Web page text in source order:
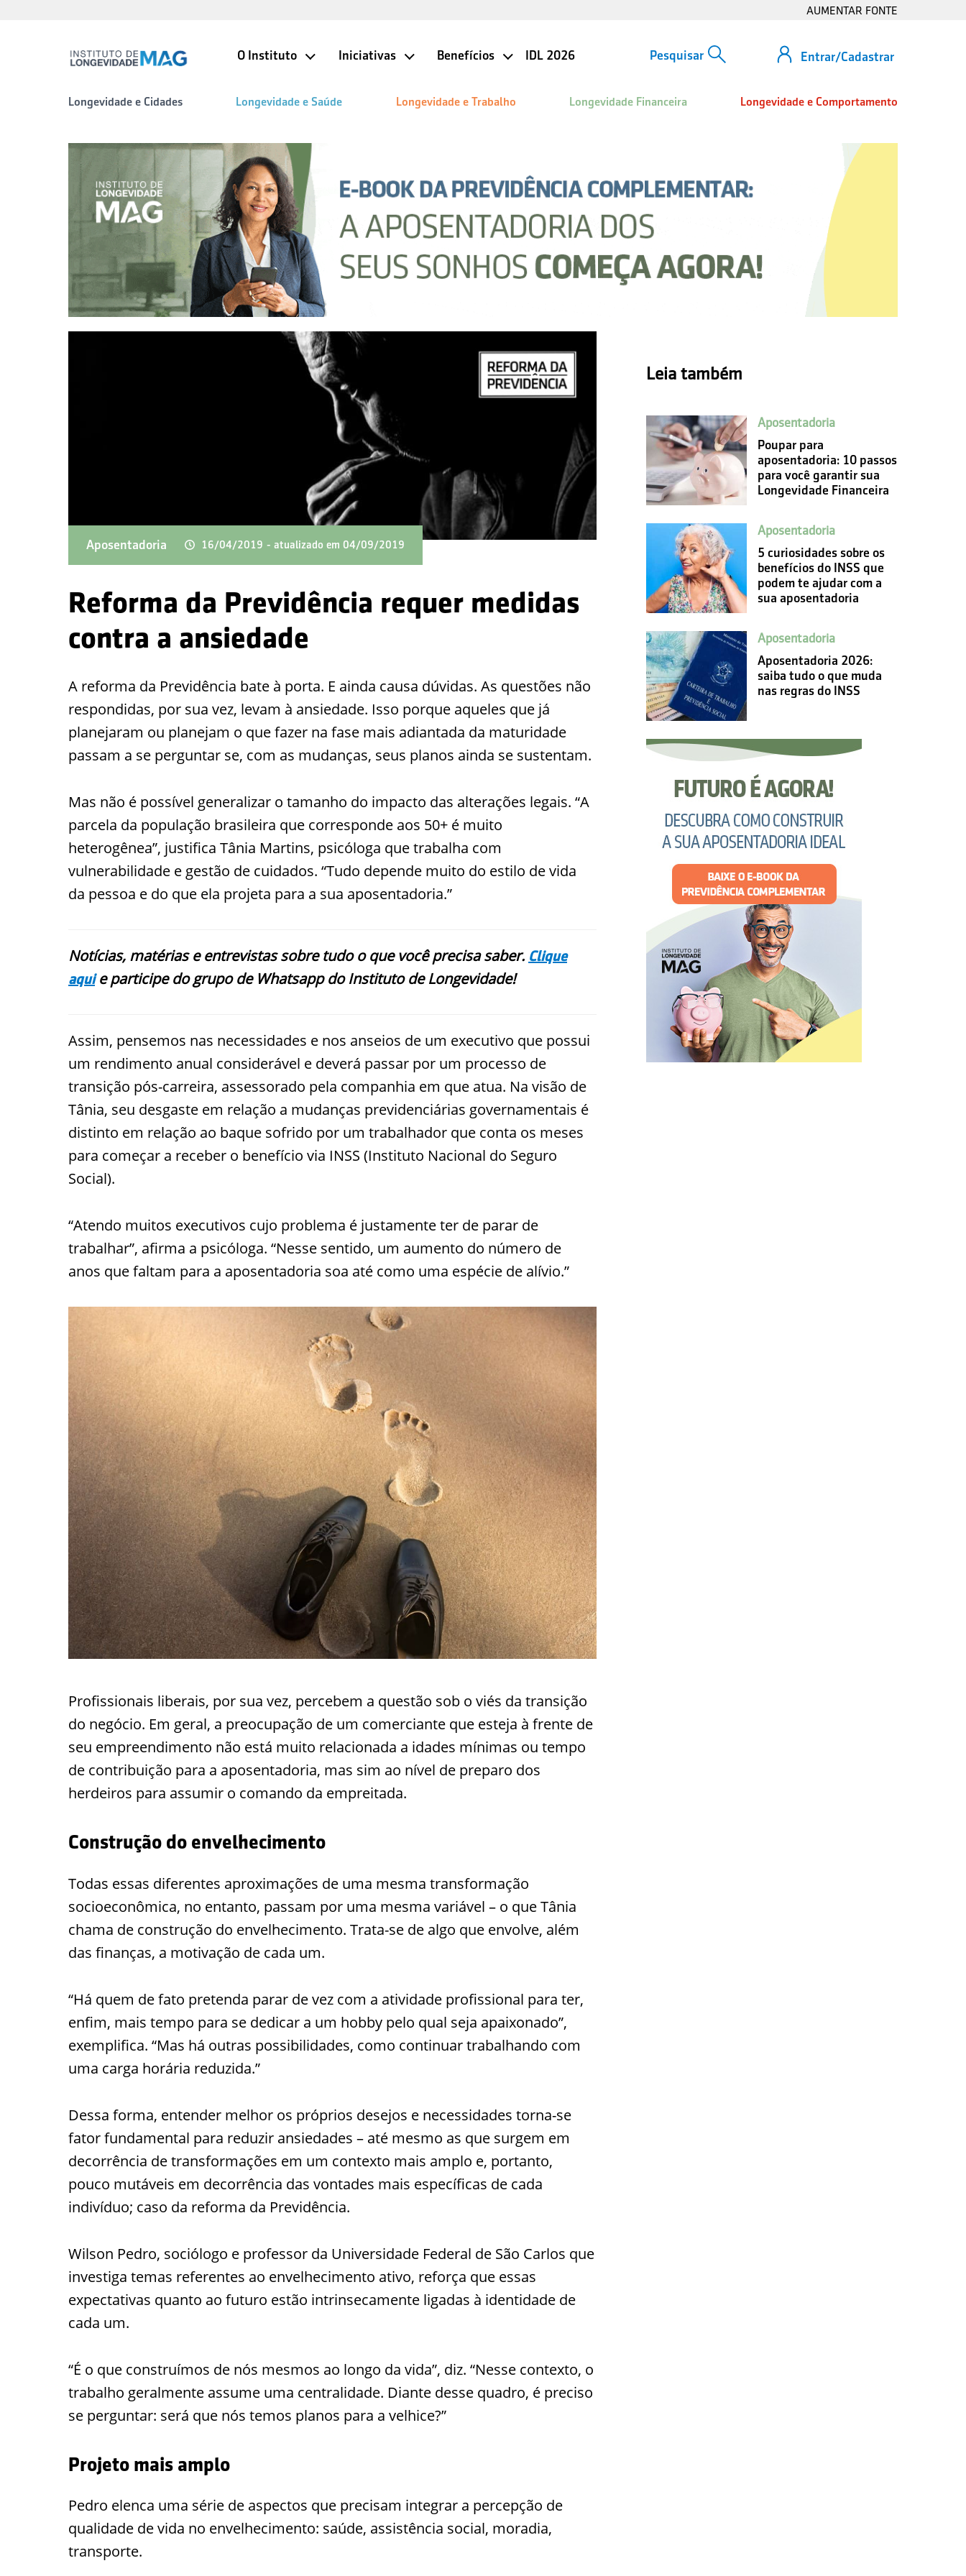
AUMENTAR FONTE
Entrar/Cadastrar
O Instituto Iniciativas Benefícios IDL 2026
Longevidade e Cidades Longevidade e Saúde Longevidade e Trabalho Longevidade Financeira Longevidade e Comportamento
Aposentadoria 16/04/2019 - atualizado em 04/09/2019
Reforma da Previdência requer medidas
contra a ansiedade
A reforma da Previdência bate à porta. E ainda causa dúvidas. As questões não
respondidas, por sua vez, levam à ansiedade. Isso porque aqueles que já
planejaram ou planejam o que fazer na fase mais adiantada da maturidade
passam a se perguntar se, com as mudanças, seus planos ainda se sustentam.
Mas não é possível generalizar o tamanho do impacto das alterações legais. “A
parcela da população brasileira que corresponde aos 50+ é muito
heterogênea”, justifica Tânia Martins, psicóloga que trabalha com
vulnerabilidade e gestão de cuidados. “Tudo depende muito do estilo de vida
da pessoa e do que ela projeta para a sua aposentadoria.”
Notícias, matérias e entrevistas sobre tudo o que você precisa saber. Clique
aquie participe do grupo de Whatsapp do Instituto de Longevidade!
Assim, pensemos nas necessidades e nos anseios de um executivo que possui
um rendimento anual considerável e deverá passar por um processo de
transição pós-carreira, assessorado pela companhia em que atua. Na visão de
Tânia, seu desgaste em relação a mudanças previdenciárias governamentais é
distinto em relação ao baque sofrido por um trabalhador que conta os meses
para começar a receber o benefício via INSS (Instituto Nacional do Seguro
Social).
“Atendo muitos executivos cujo problema é justamente ter de parar de
trabalhar”, afirma a psicóloga. “Nesse sentido, um aumento do número de
anos que faltam para a aposentadoria soa até como uma espécie de alívio.”
Profissionais liberais, por sua vez, percebem a questão sob o viés da transição
do negócio. Em geral, a preocupação de um comerciante que esteja à frente de
seu empreendimento não está muito relacionada a idades mínimas ou tempo
de contribuição para a aposentadoria, mas sim ao nível de preparo dos
herdeiros para assumir o comando da empreitada.
Construção do envelhecimento
Todas essas diferentes aproximações de uma mesma transformação
socioeconômica, no entanto, passam por uma mesma variável – o que Tânia
chama de construção do envelhecimento. Trata-se de algo que envolve, além
das finanças, a motivação de cada um.
“Há quem de fato pretenda parar de vez com a atividade profissional para ter,
enfim, mais tempo para se dedicar a um hobby pelo qual seja apaixonado”,
exemplifica. “Mas há outras possibilidades, como continuar trabalhando com
uma carga horária reduzida.”
Dessa forma, entender melhor os próprios desejos e necessidades torna-se
fator fundamental para reduzir ansiedades – até mesmo as que surgem em
decorrência de transformações em um contexto mais amplo e, portanto,
pouco mutáveis em decorrência das vontades mais específicas de cada
indivíduo; caso da reforma da Previdência.
Wilson Pedro, sociólogo e professor da Universidade Federal de São Carlos que
investiga temas referentes ao envelhecimento ativo, reforça que essas
expectativas quanto ao futuro estão intrinsecamente ligadas à identidade de
cada um.
“É o que construímos de nós mesmos ao longo da vida”, diz. “Nesse contexto, o
trabalho geralmente assume uma centralidade. Diante desse quadro, é preciso
se perguntar: será que nós temos planos para a velhice?”
Projeto mais amplo
Pedro elenca uma série de aspectos que precisam integrar a percepção de
qualidade de vida no envelhecimento: saúde, assistência social, moradia,
transporte.
Leia também
Aposentadoria
Poupar para
aposentadoria: 10 passos
para você garantir sua
Longevidade Financeira
Aposentadoria
5 curiosidades sobre os
benefícios do INSS que
podem te ajudar com a
sua aposentadoria
Aposentadoria
Aposentadoria 2026:
saiba tudo o que muda
nas regras do INSS